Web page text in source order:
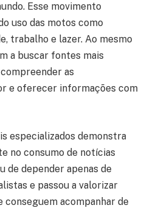
Esse movimento
uso das motos como
trabalho e lazer. Ao mesmo
a buscar fontes mais
as
e oferecer informações com
especializados demonstra
no consumo de notícias
de depender apenas de
e passou a valorizar
conseguem acompanhar de